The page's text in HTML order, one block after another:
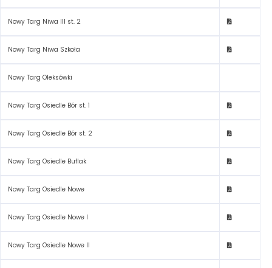
Nowy Targ Niwa III st. 2
Nowy Targ Niwa Szkoła
Nowy Targ Oleksówki
Nowy Targ Osiedle Bór st. 1
Nowy Targ Osiedle Bór st. 2
Nowy Targ Osiedle Buflak
Nowy Targ Osiedle Nowe
Nowy Targ Osiedle Nowe I
Nowy Targ Osiedle Nowe II